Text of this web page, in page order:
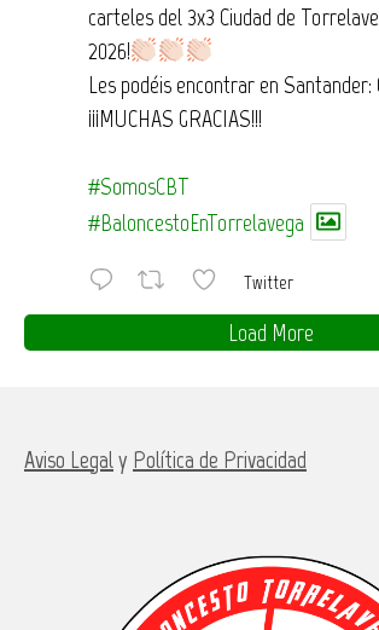
carteles del 3x3 Ciudad de
2026!
Les podéis encontrar en Santander:
¡¡¡MUCHAS GRACIAS!!!
#SomosCBT
#BaloncestoEnTorrelavega
Twitter
Load More
Aviso Legaly Política de Privacidad